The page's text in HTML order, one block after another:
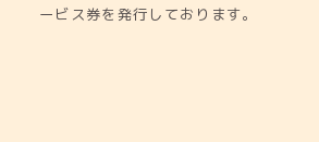
ービス券を発行しております。